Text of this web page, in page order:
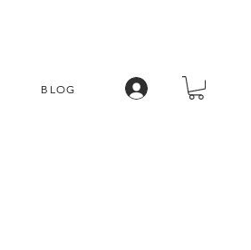
BLOG